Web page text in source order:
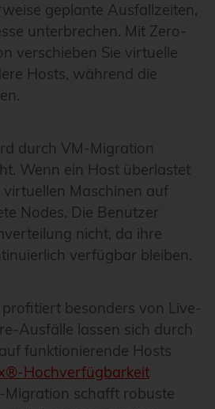
geplante Ausfallzeiten,
unterbrechen. Mit Zero-
verschieben Sie virtuelle
Hosts, während die
durch VM-Migration
Wenn ein Host überlastet
virtuellen Maschinen auf
Nodes. Die Benutzer
nicht, da ihre
verfügbar bleiben.
besonders von Live-
Ausfälle lassen sich durch
funktionierende Hosts
Hochverfügbarkeit
Migration schafft robuste